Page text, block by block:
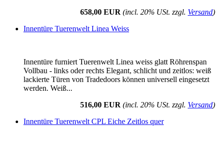
658,00 EUR (incl. 20% USt. zzgl. Versand)
Innentüre Tuerenwelt Linea Weiss
Innentüre furniert Tuerenwelt Linea weiss glatt Röhrenspan
Vollbau - links oder rechts Elegant, schlicht und zeitlos: weiß
lackierte Türen von Tradedoors können universell eingesetzt
werden. Weiß...
516,00 EUR (incl. 20% USt. zzgl. Versand)
Innentüre Tuerenwelt CPL Eiche Zeitlos quer